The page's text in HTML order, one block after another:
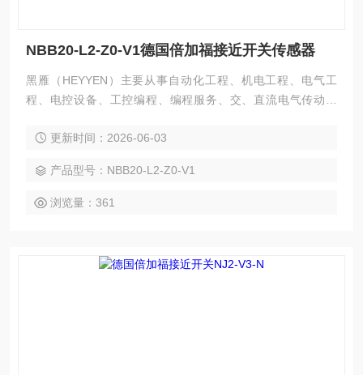
NBB20-L2-Z0-V1德国倍加福接近开关传感器
黑雁（HEYYEN）主要从事自动化工程、机电工程、电气工
程、电控设备、工控编程、编程服务、交、直流电气传动系
包工程项目，还可为用户设计开发*的自动化控制系统并直接提
纺织、食品、制药、电力、环保、印刷、造纸及科研实验等多
个领域。 德国倍加福接近传感器NBB20-L2-Z0-V1
更新时间：2026-06-03
产品型号：NBB20-L2-Z0-V1
浏览量：361